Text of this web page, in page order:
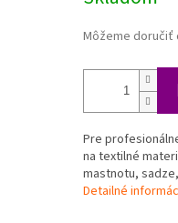
Môžeme doručiť
Pre
na textilné
mastnotu,
Detailné